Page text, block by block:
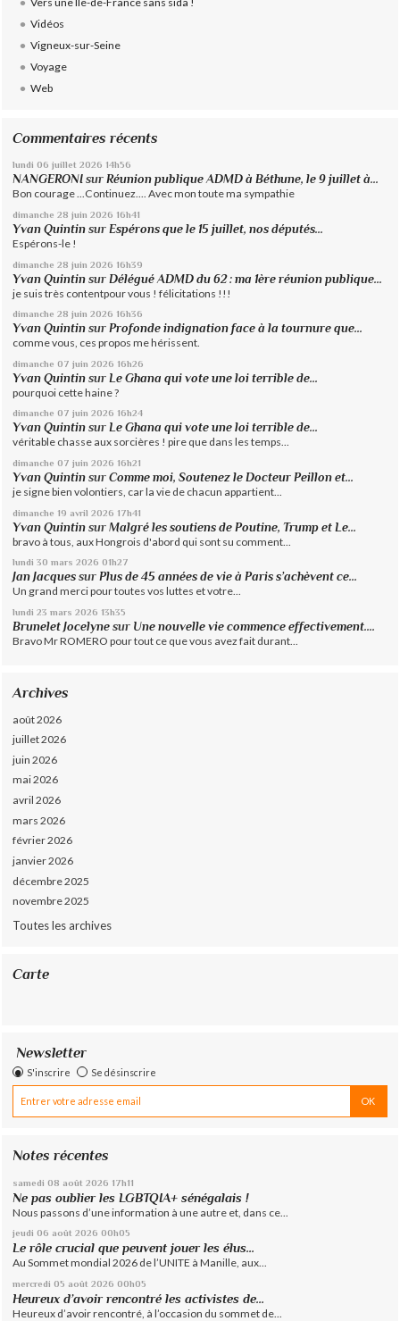
Vidéos
Vigneux-sur-Seine
Voyage
Web
Commentaires récents
lundi 06 juillet 2026 14h56
NANGERONI surRéunion publique ADMD à Béthune, le 9 juillet à...
Bon courage ...Continuez.... Avec mon toute ma sympathie
dimanche 28 juin 2026 16h41
Yvan Quintin surEspérons que le 15 juillet, nos députés...
Espérons-le !
dimanche 28 juin 2026 16h39
Yvan Quintin surDélégué ADMD du 62 : ma 1ère réunion publique...
je suis très contentpour vous ! félicitations !!!
dimanche 28 juin 2026 16h36
Yvan Quintin surProfonde indignation face à la tournure que...
comme vous, ces propos me hérissent.
dimanche 07 juin 2026 16h26
Yvan Quintin sur Le Ghana qui vote une loi terrible de...
pourquoi cette haine ?
dimanche 07 juin 2026 16h24
Yvan Quintin surLe Ghana qui vote une loi terrible de...
véritable chasse aux sorcières ! pire que dans les temps...
dimanche 07 juin 2026 16h21
Yvan Quintin surComme moi, Soutenez le Docteur Peillon et...
je signe bien volontiers, car la vie de chacun appartient...
dimanche 19 avril 2026 17h41
Yvan Quintin surMalgré les soutiens de Poutine, Trump et Le...
bravo à tous, aux Hongrois d'abord qui sont su comment...
lundi 30 mars 2026 01h27
Jan Jacques surPlus de 45 années de vie à Paris s’achèvent ce...
Un grand merci pour toutes vos luttes et votre...
lundi 23 mars 2026 13h35
Brunelet Jocelyne sur Une nouvelle vie commence effectivement....
Bravo Mr ROMERO pour tout ce que vous avez fait durant...
Archives
août 2026
juillet 2026
juin 2026
mai 2026
avril 2026
mars 2026
février 2026
janvier 2026
décembre 2025
novembre 2025
Toutes les archives
Carte
Newsletter
S'inscrire Se désinscrire
Notes récentes
samedi 08 août 2026 17h11
Ne pas oublier les LGBTQIA+ sénégalais !
Nous passons d’une information à une autre et, dans ce...
jeudi 06 août 2026 00h05
Le rôle crucial que peuvent jouer les élus...
Au Sommet mondial 2026 de l’UNITE à Manille, aux...
mercredi 05 août 2026 00h05
Heureux d’avoir rencontré les activistes de...
Heureux d’avoir rencontré, à l’occasion du sommet de...